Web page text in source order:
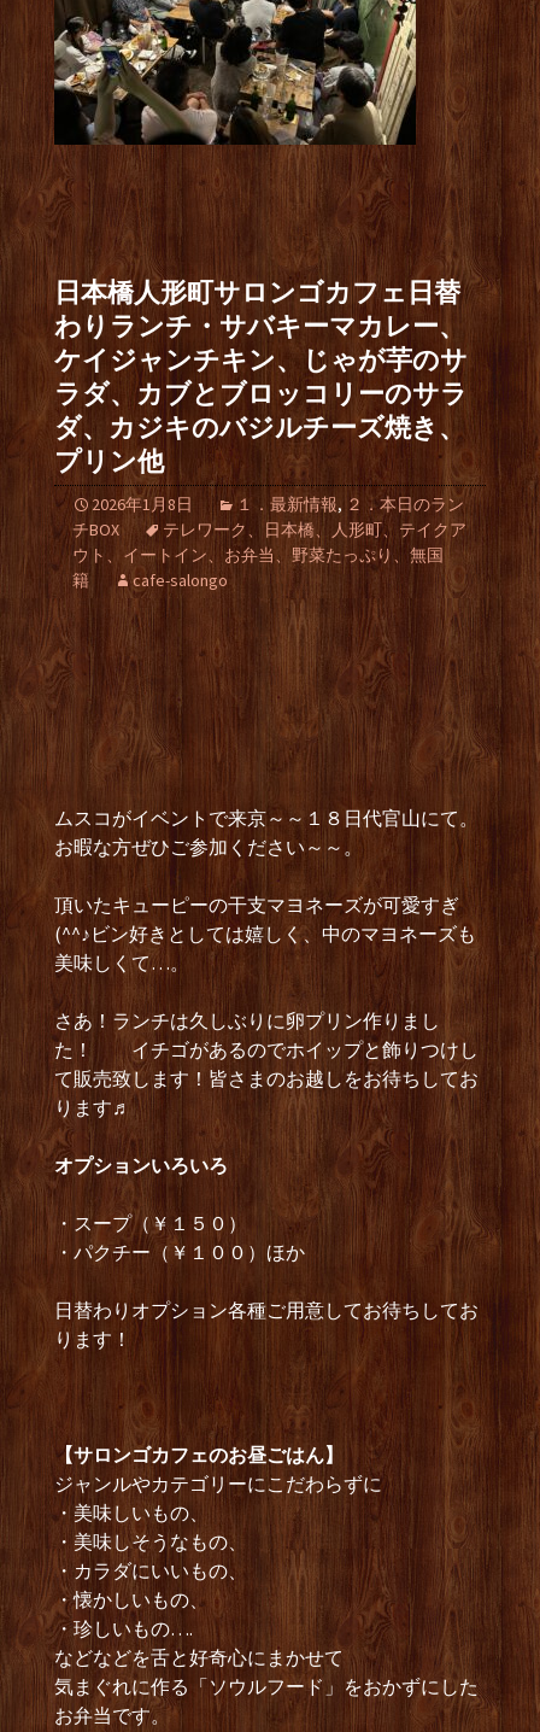
日本橋人形町サロンゴカフェ日替
わりランチ・サバキーマカレー、
ケイジャンチキン、じゃが芋のサ
ラダ、カブとブロッコリーのサラ
ダ、カジキのバジルチーズ焼き、
プリン他
2026年1月8日 １．最新情報, ２．本日のラン
チBOX
テレワーク、日本橋、人形町、テイクア
ウト、イートイン、お弁当、野菜たっぷり、無国
籍
cafe-salongo
ムスコがイベントで来京～～１８日代官山にて。
お暇な方ぜひご参加ください～～。
頂いたキューピーの干支マヨネーズが可愛すぎ
(^^♪ビン好きとしては嬉しく、中のマヨネーズも
美味しくて…。
さあ！ランチは久しぶりに卵プリン作りまし
た！ イチゴがあるのでホイップと飾りつけし
て販売致します！皆さまのお越しをお待ちしてお
ります♬
オプショ ンいろいろ
・スープ（￥１５０）
・パクチー（￥１００）ほか
日替わりオプション各種ご用意してお待ちしてお
ります！
【サロンゴカフェのお昼ごはん】
ジャンルやカテゴリーにこだわらずに
・美味しいもの、
・美味しそうなもの、
・カラダにいいもの、
・懐かしいもの、
・珍しいもの….
などなどを舌と好奇心にまかせて
気まぐれに作る「ソウルフード」をおかずにした
お弁当です。